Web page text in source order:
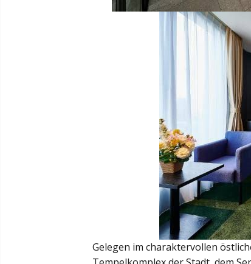
Gelegen im charaktervollen